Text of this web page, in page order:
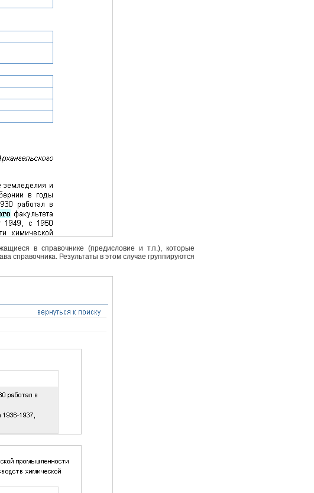
в справочнике (предисловие и т.п.), которые
справочника. Результаты в этом случае группируются